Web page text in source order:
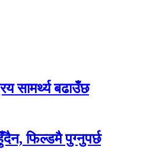
सामर्थ्य बढाउँछ
फिल्डमै पुग्नुपर्छ